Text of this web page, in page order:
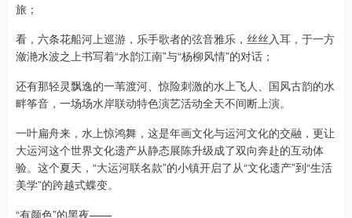
旅；
看，六条花船河上巡游，乐手歌者的弦音雅乐，丝丝入耳，于一方
潋滟水波之上书写着“水韵江南”与“杨柳风情”的对话；
还有那轻灵飘逸的一苇渡河、惊险刺激的水上飞人、国风古韵的水
畔筝音，一场场水岸联动特色演艺活动全天不间断上演。
一叶扁舟来，水上惊鸿舞，这是年画文化与运河文化的交融，更让
大运河这个世界文化遗产从静态展陈升级成了双向奔赴的互动体
验。这个夏天，“大运河联名款”的小镇开启了从“文化遗产”到“生活
美学”的跨越式蝶变。
“有颜色”的黑夜——